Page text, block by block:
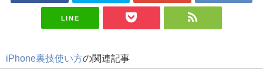
LINE
iPhone裏技使い方の関連記事